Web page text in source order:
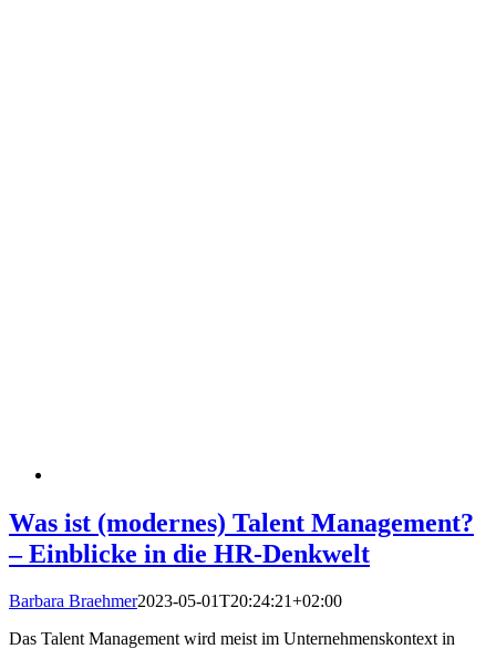
Was ist (modernes) Talent Management?
– Einblicke in die HR-Denkwelt
Barbara Braehmer2023-05-01T20:24:21+02:00
Das Talent Management wird meist im Unternehmenskontext in